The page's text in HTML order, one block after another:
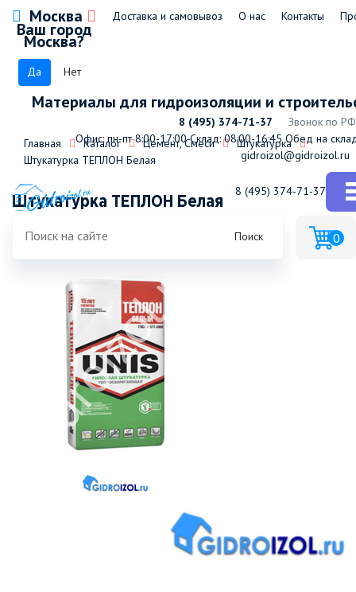
Москва
Ваш город
Москва?
Да Нет
Доставка и самовывоз О нас Контакты
Материалы для гидроизоляции и
8 (495) 374-71-37
Звонок по
Офис: пн-пт 8:00-17:00Склад: 08:00-16:45 Обед на
gidroizol@gidroizol.ru
8 (495) 374-71-37
Поиск 0
Главная Каталог Цемент, Смеси
Штукатурка
Штукатурка ТЕПЛОН Белая
Штукатурка ТЕПЛОН Белая